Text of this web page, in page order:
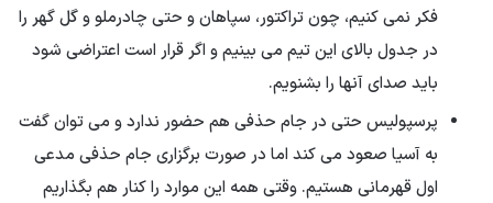
فکر نمی کنیم، چون تراکتور، سپاهان و حتی چادرملو و گل گهر را
در جدول بالای این تیم می بینیم و اگر قرار است اعتراضی شود
باید صدای آنها را بشنویم.
پرسپولیس حتی در جام حذفی هم حضور ندارد و می توان گفت
به آسیا صعود می کند اما در صورت برگزاری جام حذفی مدعی
اول قهرمانی هستیم. وقتی همه این موارد را کنار هم بگذاریم